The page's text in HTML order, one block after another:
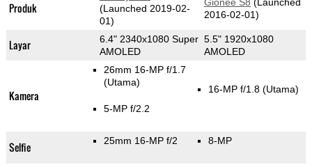
Produk
(Launched 2019-02-
01)
2016-02-01)
Layar
6.4" 2340x1080 Super
AMOLED
5.5" 1920x1080
AMOLED
Kamera
26mm 16-MP f/1.7
(Utama)
5-MP f/2.2
16-MP f/1.8 (Utama)
Selfie 25mm 16-MP f/2 8-MP